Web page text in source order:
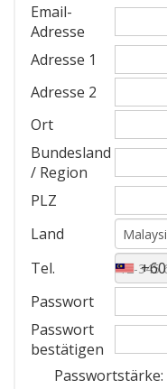
Email-
Adresse
Adresse 1
Adresse 2
Ort
Bundesland
/ Region
PLZ
Land
Tel.
+60
Passwort
Passwort
bestätigen
Passwortstärke: